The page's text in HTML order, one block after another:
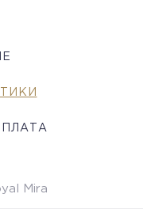
Mira